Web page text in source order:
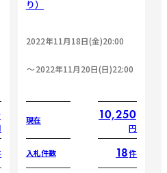
り）
2022年11月18日(金)20:00
2022年11月20日(日)22:00
現在 10,250
円
入札件数 18件